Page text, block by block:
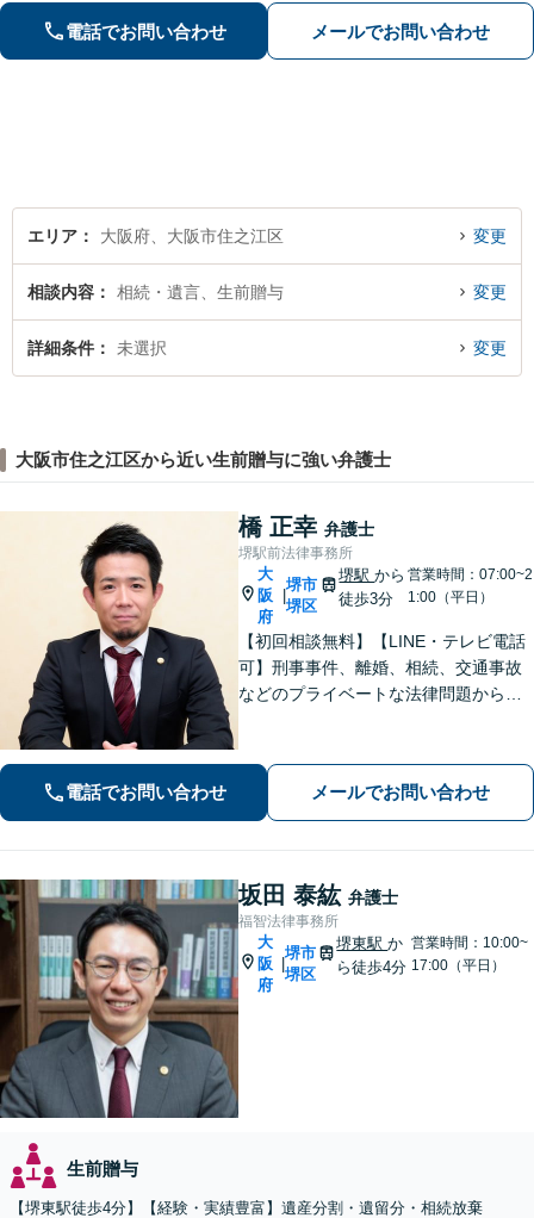
対応。ご家族様からのご依頼も受け付
け【夜間・土日対応可】
電話でお問い合わせ メールでお問い合わせ
エリア 大阪府、大阪市住之江区 変更
相談内容 相続・遺言、生前贈与 変更
詳細条件 未選択 変更
大阪市住之江区から近い生前贈与に強い弁護士
橋 正幸 弁護士
堺駅前法律事務所
大
阪
府
|
堺市
堺区
堺駅から
徒歩3分
営業時間：07:00~2
1:00（平日）
【初回相談無料】【LINE・テレビ電話
可】刑事事件、離婚、相続、交通事故
などのプライベートな法律問題から、
広く対応。トラブル解決のための身近
な相談相手として、お気軽にご連絡く
ださい。
電話でお問い合わせ メールでお問い合わせ
坂田 泰紘 弁護士
福智法律事務所
大
阪
府
|
堺市
堺区
堺東駅か
ら徒歩4分
営業時間：10:00~
17:00（平日）
生前贈与
【堺東駅徒歩4分】【経験・実績豊富】遺産分割・遺留分・相続放棄